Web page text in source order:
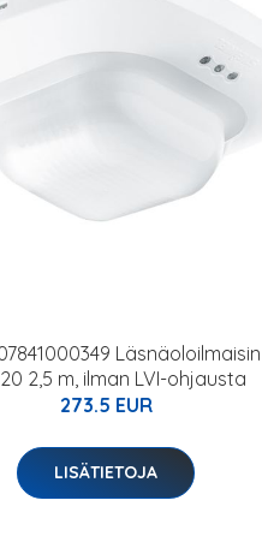
2,5 m, ilman LVI-ohjausta
273.5 EUR
LISÄTIETOJA